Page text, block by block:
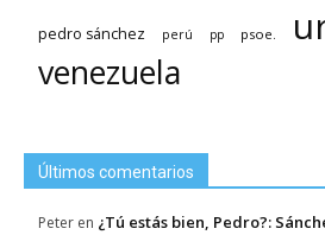
pedro sánchez perú pp psoe.
venezuela
Últimos comentarios
Peter en ¿Tú estás bien, Pedro?: